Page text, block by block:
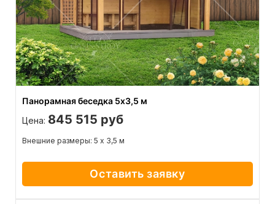
Панорамная беседка 5х3,5 м
Цена: 845 515 руб
Внешние размеры: 5 х 3,5 м
Оставить заявку